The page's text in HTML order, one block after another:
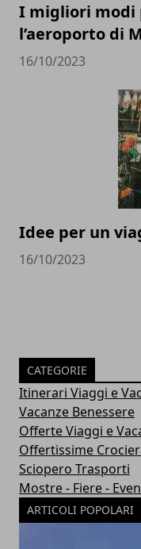
I migliori modi
l’aeroporto di
16/10/2023
Idee per un
16/10/2023
CATEGORIE
Itinerari Viaggi e
Vacanze Benessere
Offerte Viaggi e
Offertissime
Sciopero Trasporti
Mostre - Fiere -
ARTICOLI POPOLARI